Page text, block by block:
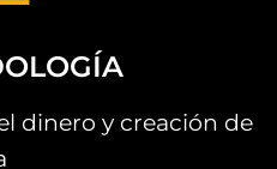
dinero y creación de